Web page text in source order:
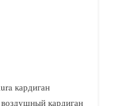
кардиган
кардиган